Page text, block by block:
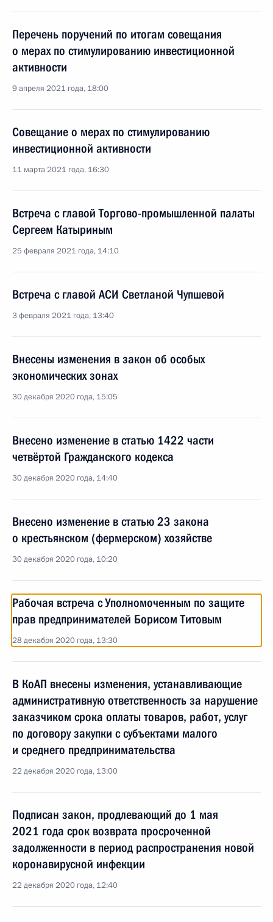
Перечень поручений по итогам совещания
о мерах по стимулированию инвестиционной
активности
9 апреля 2021 года, 18:00
Совещание о мерах по стимулированию
инвестиционной активности
11 марта 2021 года, 16:30
Встреча с главой Торгово-промышленной палаты
Сергеем Катыриным
25 февраля 2021 года, 14:10
Встреча с главой АСИ Светланой Чупшевой
3 февраля 2021 года, 13:40
Внесены изменения в закон об особых
экономических зонах
30 декабря 2020 года, 15:05
Внесено изменение в статью 1422 части
четвёртой Гражданского кодекса
30 декабря 2020 года, 14:40
Внесено изменение в статью 23 закона
о крестьянском (фермерском) хозяйстве
30 декабря 2020 года, 10:20
Рабочая встреча с Уполномоченным по защите
прав предпринимателей Борисом Титовым
28 декабря 2020 года, 13:30
В КоАП внесены изменения, устанавливающие
административную ответственность за нарушение
заказчиком срока оплаты товаров, работ, услуг
по договору закупки с субъектами малого
и среднего предпринимательства
22 декабря 2020 года, 13:00
Подписан закон, продлевающий до 1 мая
2021 года срок возврата просроченной
задолженности в период распространения новой
коронавирусной инфекции
22 декабря 2020 года, 12:40